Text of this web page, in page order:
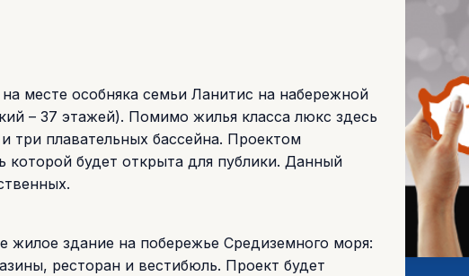
месте особняка семьи Ланитис на набережной
– 37 этажей). Помимо жилья класса люкс здесь
три плавательных бассейна. Проектом
которой будет открыта для публики. Данный
здание на побережье Средиземного моря:
ресторан и вестибюль. Проект будет